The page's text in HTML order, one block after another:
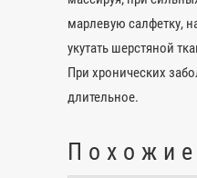
марлевую салфетку,
укутать шерстяной
При хронических
длительное.